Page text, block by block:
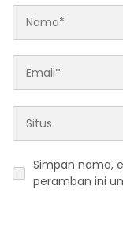
Simpan nama,
peramban ini